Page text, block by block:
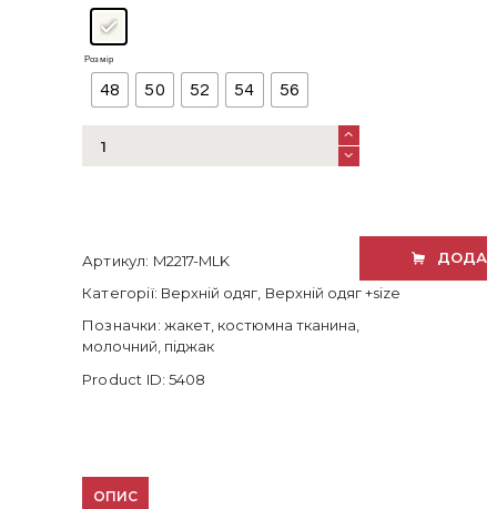
Розмір
48 50 52 54 56
жакет
ідеальна
48–
56
Артикул: M2217-MLK
Категорії: Верхній одяг Верхній одяг +size
Позначки: жакет, костюмна тканина,
молочний, піджак
Product ID:5408
ОПИС